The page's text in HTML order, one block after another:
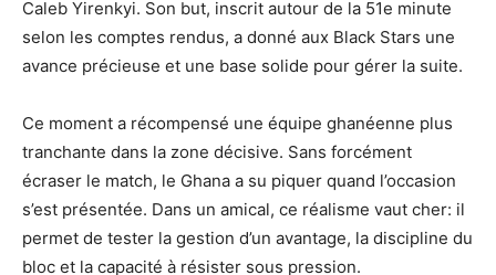
Caleb Yirenkyi. Son but, inscrit autour de la 51e minute
selon les comptes rendus, a donné aux Black Stars une
avance précieuse et une base solide pour gérer la suite.
Ce moment a récompensé une équipe ghanéenne plus
tranchante dans la zone décisive. Sans forcément
écraser le match, le Ghana a su piquer quand l’occasion
s’est présentée. Dans un amical, ce réalisme vaut cher: il
permet de tester la gestion d’un avantage, la discipline du
bloc et la capacité à résister sous pression.